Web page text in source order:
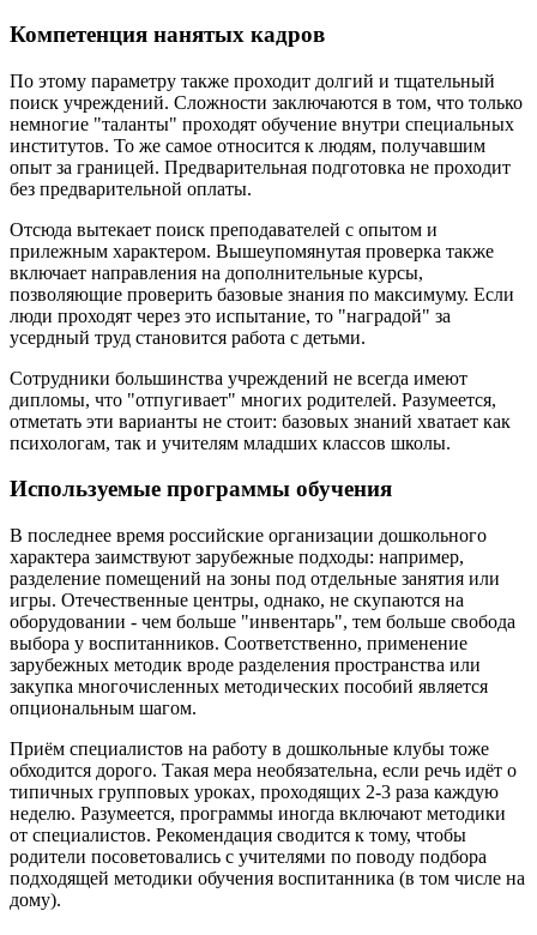
Компетенция нанятых кадров
По этому параметру также проходит долгий и тщательный
поиск учреждений. Сложности заключаются в том, что только
немногие "таланты" проходят обучение внутри специальных
институтов. То же самое относится к людям, получавшим
опыт за границей. Предварительная подготовка не проходит
без предварительной оплаты.
Отсюда вытекает поиск преподавателей с опытом и
прилежным характером. Вышеупомянутая проверка также
включает направления на дополнительные курсы,
позволяющие проверить базовые знания по максимуму. Если
люди проходят через это испытание, то "наградой" за
усердный труд становится работа с детьми.
Сотрудники большинства учреждений не всегда имеют
дипломы, что "отпугивает" многих родителей. Разумеется,
отметать эти варианты не стоит: базовых знаний хватает как
психологам, так и учителям младших классов школы.
Используемые программы обучения
В последнее время российские организации дошкольного
характера заимствуют зарубежные подходы: например,
разделение помещений на зоны под отдельные занятия или
игры. Отечественные центры, однако, не скупаются на
оборудовании - чем больше "инвентарь", тем больше свобода
выбора у воспитанников. Соответственно, применение
зарубежных методик вроде разделения пространства или
закупка многочисленных методических пособий является
опциональным шагом.
Приём специалистов на работу в дошкольные клубы тоже
обходится дорого. Такая мера необязательна, если речь идёт о
типичных групповых уроках, проходящих 2-3 раза каждую
неделю. Разумеется, программы иногда включают методики
от специалистов. Рекомендация сводится к тому, чтобы
родители посоветовались с учителями по поводу подбора
подходящей методики обучения воспитанника (в том числе на
дому).